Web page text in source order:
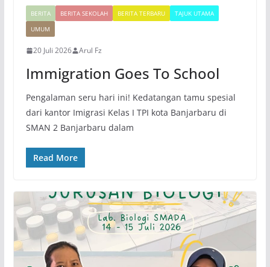
BERITA BERITA SEKOLAH BERITA TERBARU
TAJUK UTAMA
UMUM
20 Juli 2026 Arul Fz
Immigration Goes To School
Pengalaman seru hari ini! Kedatangan tamu spesial
dari kantor Imigrasi Kelas I TPI kota Banjarbaru di
SMAN 2 Banjarbaru dalam
Read More